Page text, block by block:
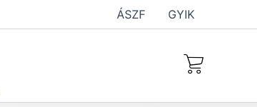
ÁSZF GYIK